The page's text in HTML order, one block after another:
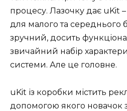
процесу. Лазочку дає uKit –
для малого та середнього
зручний, досить
звичайний набір
системи. Але це головне.
uKit із коробки містить
допомогою якого новачок